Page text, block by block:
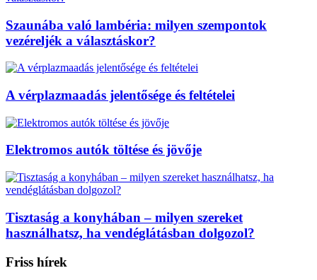
Szaunába való lambéria: milyen szempontok
vezéreljék a választáskor?
A vérplazmaadás jelentősége és feltételei
Elektromos autók töltése és jövője
Tisztaság a konyhában – milyen szereket
használhatsz, ha vendéglátásban dolgozol?
Friss hírek